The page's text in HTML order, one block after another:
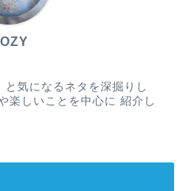
と気になるネタを深掘りし
楽しいことを中心に 紹介し